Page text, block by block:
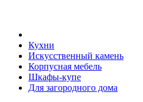
Кухни
Искусственный камень
Корпусная мебель
Шкафы-купе
Для загородного дома